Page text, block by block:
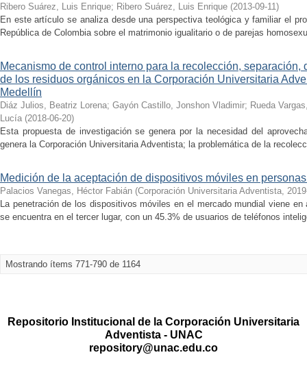
Ribero Suárez, Luis Enrique; Ribero Suárez, Luis Enrique (2013-09-11)
En este artículo se analiza desde una perspectiva teológica y familiar el
República de Colombia sobre el matrimonio igualitario o de parejas
Mecanismo de control interno para la recolección,
de los residuos orgánicos en la Corporación Universitaria
Medellín
Diáz Julios, Beatriz Lorena; Gayón Castillo, Jonshon Vladimir; Rueda
Lucía (2018-06-20)
Esta propuesta de investigación se genera por la necesidad del
genera la Corporación Universitaria Adventista; la problemática de la
Medición de la aceptación de dispositivos móviles en
Palacios Vanegas, Héctor Fabián (Corporación Universitaria Adventista,
La penetración de los dispositivos móviles en el mercado mundial viene
se encuentra en el tercer lugar, con un 45.3% de usuarios de teléfonos
Mostrando ítems 771-790 de 1164
Repositorio Institucional de la Corporación Universitaria
Adventista - UNAC
repository@unac.edu.co